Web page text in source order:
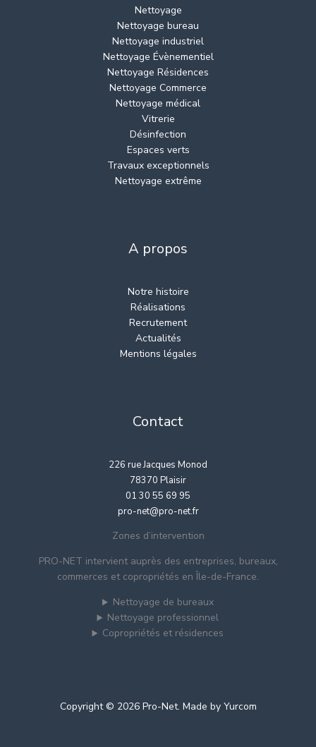
Nettoyage
Nettoyage bureau
Nettoyage industriel
Nettoyage Évènementiel
Nettoyage Résidences
Nettoyage Commerce
Nettoyage médical
Vitrerie
Désinfection
Espaces verts
Travaux exceptionnels
Nettoyage extrême
A propos
Notre histoire
Réalisations
Recrutement
Actualités
Mentions légales
Contact
226 rue Jacques Monod
78370 Plaisir
01 30 55 69 95
pro-net@pro-net.fr
Zones d’intervention
PRO-NET intervient auprès des entreprises, bureaux,
commerces et copropriétés en Île-de-France.
Nettoyage de bureaux
Nettoyage professionnel
Copropriétés et résidences
Copyright © 2026 Pro-Net. Made by Yurcom